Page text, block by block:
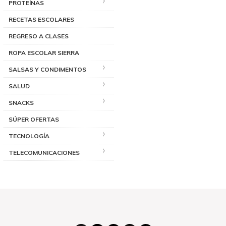
PROTEÍNAS
RECETAS ESCOLARES
REGRESO A CLASES
ROPA ESCOLAR SIERRA
SALSAS Y CONDIMENTOS
SALUD
SNACKS
SÚPER OFERTAS
TECNOLOGÍA
TELECOMUNICACIONES